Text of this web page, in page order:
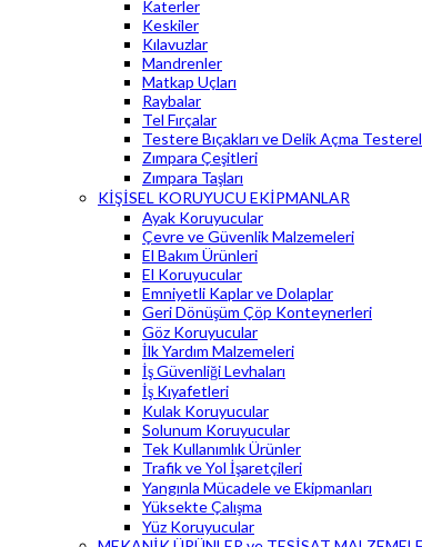
Katerler
Keskiler
Kılavuzlar
Mandrenler
Matkap Uçları
Raybalar
Tel Fırçalar
Testere Bıçakları ve Delik Açma
Zımpara Çeşitleri
Zımpara Taşları
KİŞİSEL KORUYUCU EKİPMANLAR
Ayak Koruyucular
Çevre ve Güvenlik Malzemeleri
El Bakım Ürünleri
El Koruyucular
Emniyetli Kaplar ve Dolaplar
Geri Dönüşüm Çöp Konteynerleri
Göz Koruyucular
İlk Yardım Malzemeleri
İş Güvenliği Levhaları
İş Kıyafetleri
Kulak Koruyucular
Solunum Koruyucular
Tek Kullanımlık Ürünler
Trafik ve Yol İşaretçileri
Yangınla Mücadele ve Ekipmanları
Yüksekte Çalışma
Yüz Koruyucular